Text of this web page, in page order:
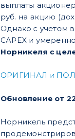
выплаты
руб. на акцию
Однако с учетом
CAPEX и
Норникеля с
ОРИГИНАЛ и
Обновление от
Норникель